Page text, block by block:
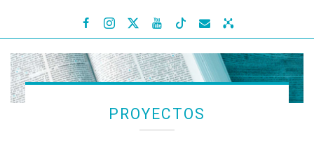
   
PROYECTOS